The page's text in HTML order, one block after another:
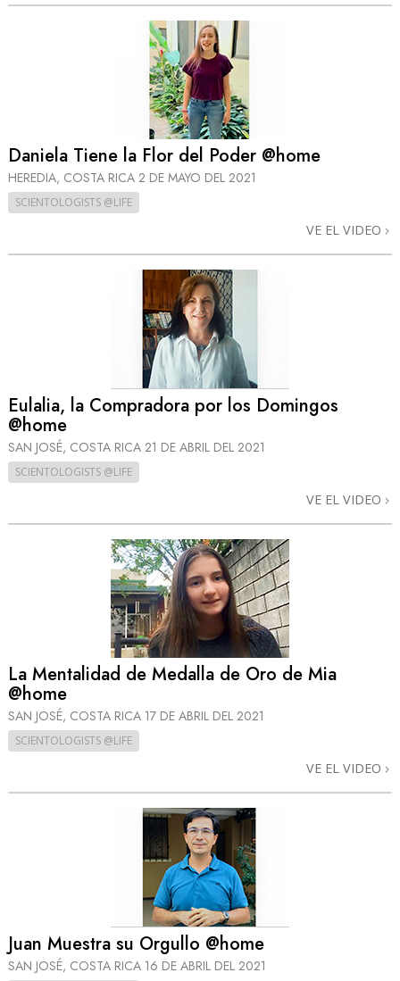
Daniela Tiene la Flor del Poder @home
HEREDIA, COSTA RICA 2 DE MAYO DEL 2021
SCIENTOLOGISTS @LIFE
VE EL VIDEO
Eulalia, la Compradora por los Domingos
@home
SAN JOSÉ, COSTA RICA 21 DE ABRIL DEL 2021
SCIENTOLOGISTS @LIFE
VE EL VIDEO
La Mentalidad de Medalla de Oro de Mia
@home
SAN JOSÉ, COSTA RICA 17 DE ABRIL DEL 2021
SCIENTOLOGISTS @LIFE
VE EL VIDEO
Juan Muestra su Orgullo @home
SAN JOSÉ, COSTA RICA 16 DE ABRIL DEL 2021